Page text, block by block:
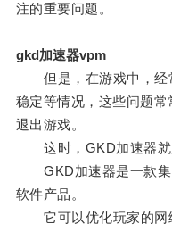
注的重要问题。
gkd加速器vpm
但是，在游戏中，经
稳定等情况，这些问题
退出游戏。
这时，GKD加速器就
GKD加速器是一款集
软件产品。
它可以优化玩家的网